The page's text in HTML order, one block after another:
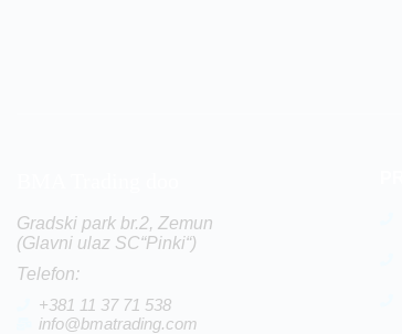
Gradski park br.2, Zemun
(Glavni ulaz SC“Pinki“)
Telefon:
+381 11 37 71 538
info@bmatrading.com